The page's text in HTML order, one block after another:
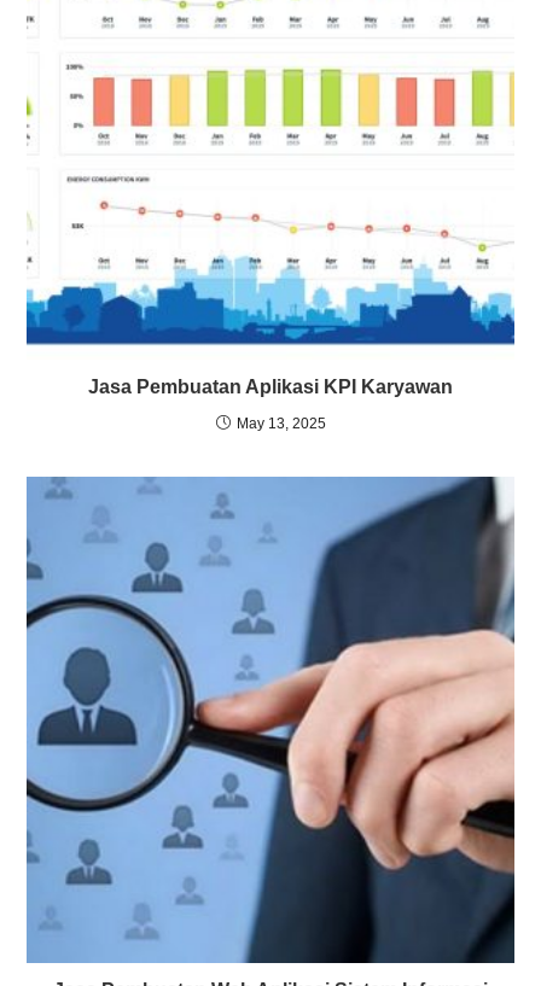
Jasa Pembuatan Aplikasi KPI Karyawan
Jasa Pembuatan Web Aplikasi Sistem Informasi
Manajemen Analisis Jabatan
April 23, 2022